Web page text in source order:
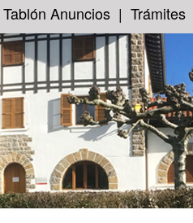
Tablón Anuncios Trámites